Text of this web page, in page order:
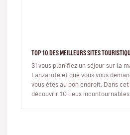
TOP 10 DES MEILLEURS SITES
Si vous planifiez un séjour sur la
Lanzarote et que vous vous
vous êtes au bon endroit. Dans
découvrir 10 lieux